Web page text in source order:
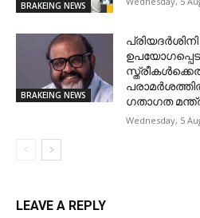
BRAKEING NEWS
BRAKEING NEWS
പരാമർശത്തിൽ
ഗതാഗത
Wednesday, 5
LEAVE A REPLY